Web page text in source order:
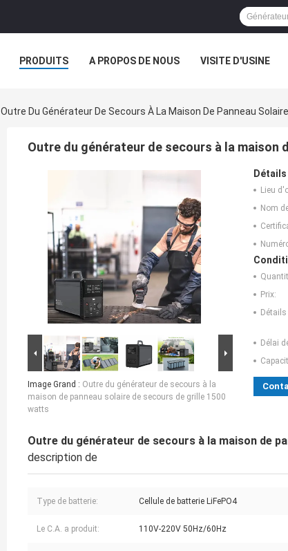
PRODUITS A PROPOS DE NOUS VISITE D'USINE
Outre Du Générateur De Secours À La Maison De Panneau
Outre du générateur de secours à la maison
Image Grand : Outre du générateur de secours à la
maison de panneau solaire de secours de grille 1500
watts
Lieu
Nom
Prix:
Délai
Outre du générateur de secours à la maison de
description de
Type de batterie: Cellule de batterie LiFePO4
Le C.A. a produit: 110V-220V 50Hz/60Hz